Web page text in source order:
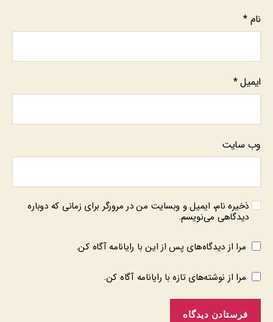
نام *
ایمیل*
وب‌ سایت
ذخیره نام، ایمیل و وبسایت من در مرورگر برای زمانی که دوباره
دیدگاهی می‌نویسم.
مرا از دیدگاه‌های پس از این با رایانامه آگاه کن.
مرا از نوشته‌های تازه با رایانامه آگاه کن.